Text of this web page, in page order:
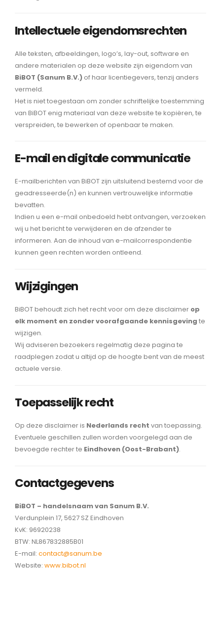
Intellectuele eigendomsrechten
Alle teksten, afbeeldingen, logo’s, lay-out, software en
andere materialen op deze website zijn eigendom van
BiBOT (Sanum B.V.) of haar licentiegevers, tenzij anders
vermeld.
Het is niet toegestaan om zonder schriftelijke toestemming
van BiBOT enig materiaal van deze website te kopiëren, te
verspreiden, te bewerken of openbaar te maken.
E-mail en digitale communicatie
E-mailberichten van BiBOT zijn uitsluitend bestemd voor de
geadresseerde(n) en kunnen vertrouwelijke informatie
bevatten.
Indien u een e-mail onbedoeld hebt ontvangen, verzoeken
wij u het bericht te verwijderen en de afzender te
informeren. Aan de inhoud van e-mailcorrespondentie
kunnen geen rechten worden ontleend.
Wijzigingen
BiBOT behoudt zich het recht voor om deze disclaimer op
elk moment en zonder voorafgaande kennisgeving te
wijzigen.
Wij adviseren bezoekers regelmatig deze pagina te
raadplegen zodat u altijd op de hoogte bent van de meest
actuele versie.
Toepasselijk recht
Op deze disclaimer is Nederlands recht van toepassing.
Eventuele geschillen zullen worden voorgelegd aan de
bevoegde rechter te Eindhoven (Oost-Brabant).
Contactgegevens
BiBOT – handelsnaam van Sanum B.V.
Verdunplein 17, 5627 SZ Eindhoven
KvK: 96920238
BTW: NL867832885B01
E-mail: contact@sanum.be
Website: www.bibot.nl